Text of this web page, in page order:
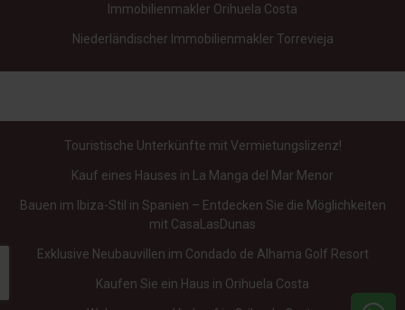
Immobilienmakler Orihuela Costa
Niederländischer Immobilienmakler Torrevieja
Touristische Unterkünfte mit Vermietungslizenz!
Kauf eines Hauses in La Manga del Mar Menor
Bauen im Ibiza-Stil in Spanien – Entdecken Sie die Möglichkeiten
mit CasaLasDunas
Exklusive Neubauvillen im Condado de Alhama Golf Resort
Kaufen Sie ein Haus in Orihuela Costa